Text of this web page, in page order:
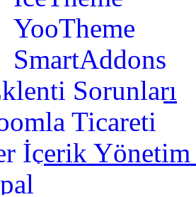
YooTheme
SmartAddons
Sorunları
Ticareti
İçerik